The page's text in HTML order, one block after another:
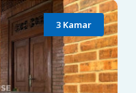
3 Kamar